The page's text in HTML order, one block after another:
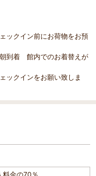
ックイン前にお荷物をお預
到着 館内でのお着替えが
ックインをお願い致しま
料金の70％